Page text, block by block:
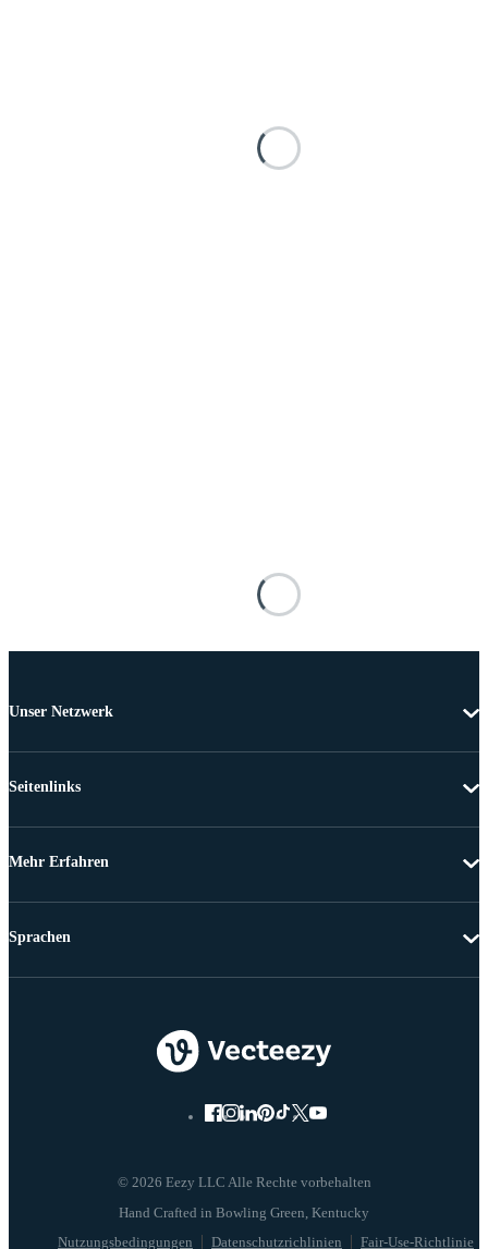
Unser Netzwerk
Seitenlinks
Mehr Erfahren
© 2026 Eezy LLC Alle Rechte vorbehalten
Nutzungsbedingungen Datenschutzrichlinien Fair-Use-Richtlinie
Sprachen